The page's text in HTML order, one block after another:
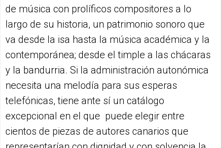
de música con prolíficos compositores a lo
largo de su historia, un patrimonio sonoro que
va desde la isa hasta la música académica y la
contemporánea; desde el timple a las chácaras
y la bandurria. Si la administración autonómica
necesita una melodía para sus esperas
telefónicas, tiene ante sí un catálogo
excepcional en el que puede elegir entre
cientos de piezas de autores canarios que